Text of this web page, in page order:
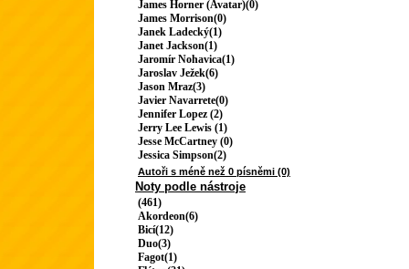
James Horner (Avatar)(0)
James Morrison(0)
Janek Ladecký(1)
Janet Jackson(1)
Jaromír Nohavica(1)
Jaroslav Ježek(6)
Jason Mraz(3)
Javier Navarrete(0)
Jennifer Lopez (2)
Jerry Lee Lewis (1)
Jesse McCartney (0)
Jessica Simpson(2)
Autoři s méně než 0 písněmi (0)
Noty podle nástroje
(461)
Akordeon(6)
Bicí(12)
Duo(3)
Fagot(1)